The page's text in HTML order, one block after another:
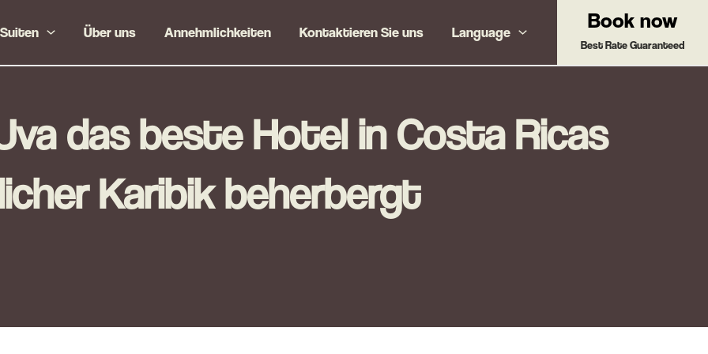
Suiten Über uns Annehmlichkeiten Kontaktieren Sie uns Language Book now
Best Rate Guaranteed
das beste Hotel in Costa Ricas
Karibik beherbergt